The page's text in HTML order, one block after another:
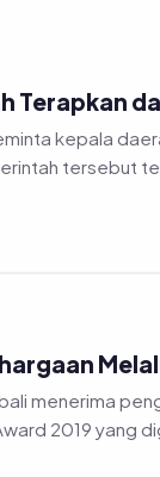
Terapkan
kepala
tersebut
menerima
2019 yang